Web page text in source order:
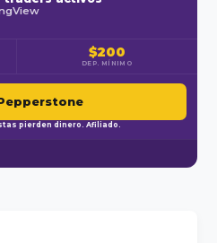
$200
DEP. MÍNIMO
pierden dinero. Afiliado.